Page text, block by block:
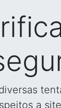
a